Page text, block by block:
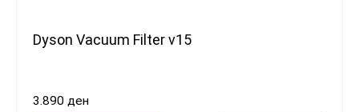
Dyson Vacuum Filter v15
3.890 ден